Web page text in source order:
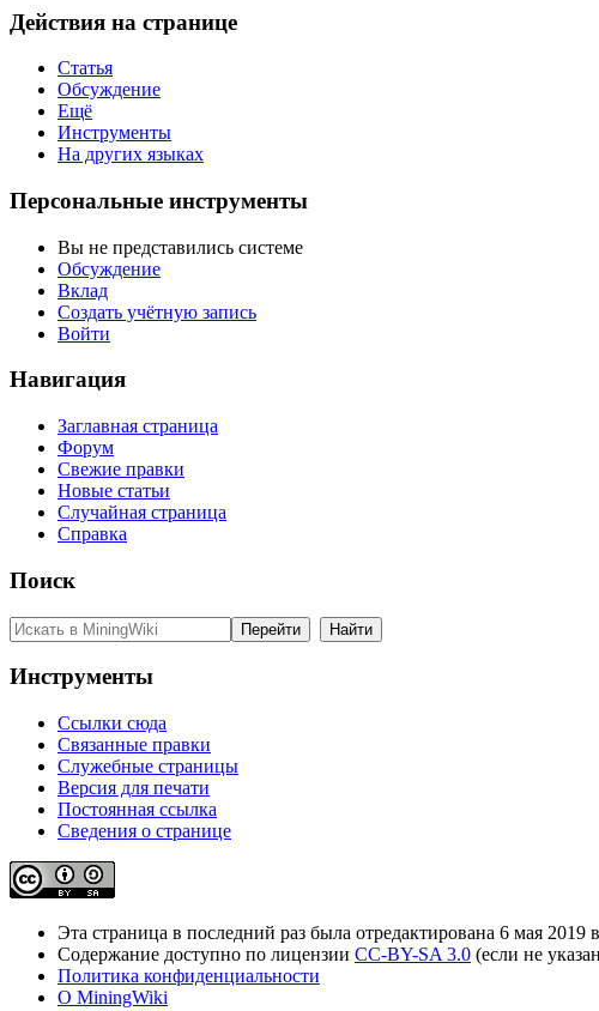
Действия на странице
Статья
Обсуждение
Ещё
Инструменты
На других языках
Персональные инструменты
Вы не представились системе
Обсуждение
Вклад
Создать учётную запись
Войти
Навигация
Заглавная страница
Форум
Свежие правки
Новые статьи
Случайная страница
Справка
Поиск
Инструменты
Ссылки сюда
Связанные правки
Служебные страницы
Версия для печати
Постоянная ссылка
Сведения о странице
Эта страница в последний раз была отредактирована 6 мая 2019
Содержание доступно по лицензии CC-BY-SA 3.0 (если не
Политика конфиденциальности
О MiningWiki